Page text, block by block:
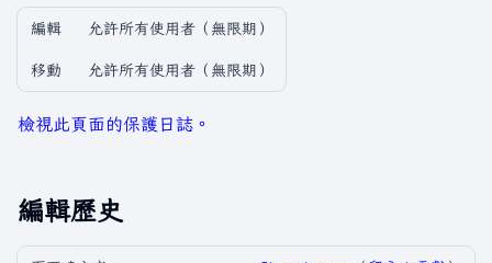
編輯 允許所有使用者​（無限期）
移動 允許所有使用者​（無限期）
檢視此頁面的保護日誌。
編輯歷史